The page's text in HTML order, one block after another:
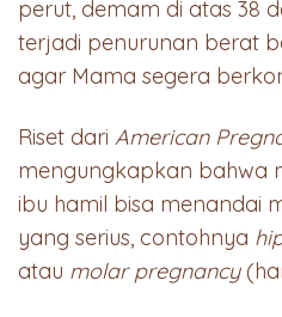
perut, demam di atas 38
terjadi penurunan berat
agar Mama segera
Riset dari American
mengungkapkan bahwa
ibu hamil bisa menandai
yang serius, contohnya
atau molar pregnancy